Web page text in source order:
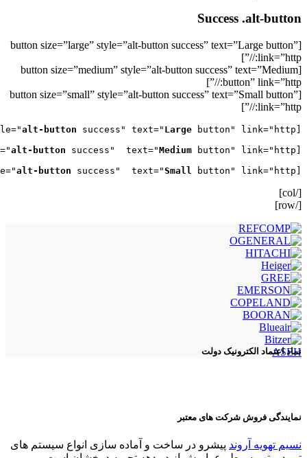
Success .alt-button
[button size=”large” style=”alt-button success” text=”Large button”
link=”http://”]
[button size=”medium” style=”alt-button success” text=”Medium
button” link=”http://”]
[button size=”small” style=”alt-button success” text=”Small button”
link=”http://”]
[button size="large" style="
alt-button success" text=" Large
[button size="medium" style="
alt-button success"  text="Medium
[button size="small" style="
alt-button success"  text="Small button" link="http://"]
[/col]
[/row]
ASEH
نماد اعتماد الکترونیک دولت
نمایندگی فروش شرکت های معتبر
نسیم تهویه آروند پیشرو در ساخت و آماده سازی انواع سیستم های